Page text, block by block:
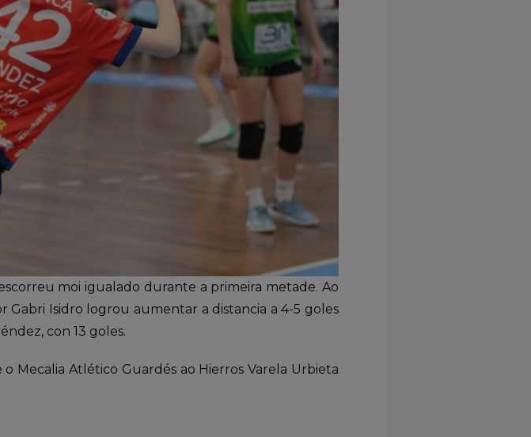
moi igualado durante a primeira metade. Ao
Gabri Isidro logrou aumentar a distancia a 4-5 goles
con 13 goles.
Mecalia Atlético Guardés ao Hierros Varela Urbieta